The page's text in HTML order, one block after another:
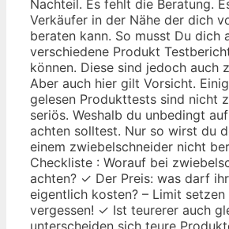
Nachteil. Es fehlt die Beratung.
Verkäufer in der Nähe der dich
beraten kann. So musst Du dich
verschiedene Produkt
können. Diese sind jedoch auch
Aber auch hier gilt Vorsicht.
gelesen Produkttests sind nicht
seriös. Weshalb du unbedingt
achten solltest. Nur so wirst du
einem zwiebelschneider nicht
Checkliste : Worauf bei
achten? ✓ Der Preis: was darf
eigentlich kosten? – Limit setzen
vergessen! ✓ Ist teurerer auch
unterscheiden sich teure